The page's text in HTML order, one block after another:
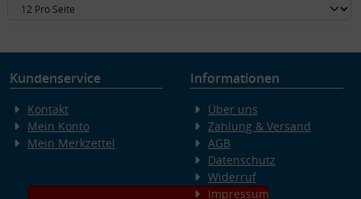
Kundenservice
Kontakt
Mein Konto
Mein Merkzettel
Informationen
Über uns
Zahlung & Versand
AGB
Datenschutz
Widerruf
Impressum